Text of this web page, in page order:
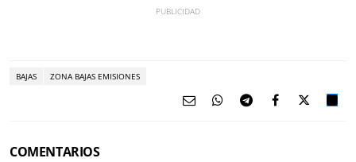
BAJAS ZONA BAJAS EMISIONES
COMENTARIOS